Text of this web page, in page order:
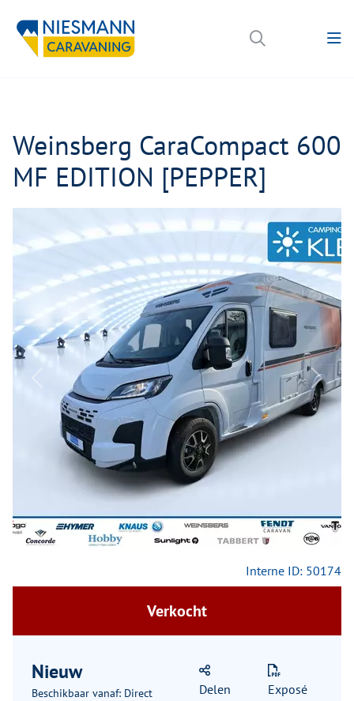
Weinsberg CaraCompact 600
MF EDITION [PEPPER]
Previous Next
Interne ID: 50174
Verkocht
Nieuw
Beschikbaar vanaf: Direct Delen
Exposé